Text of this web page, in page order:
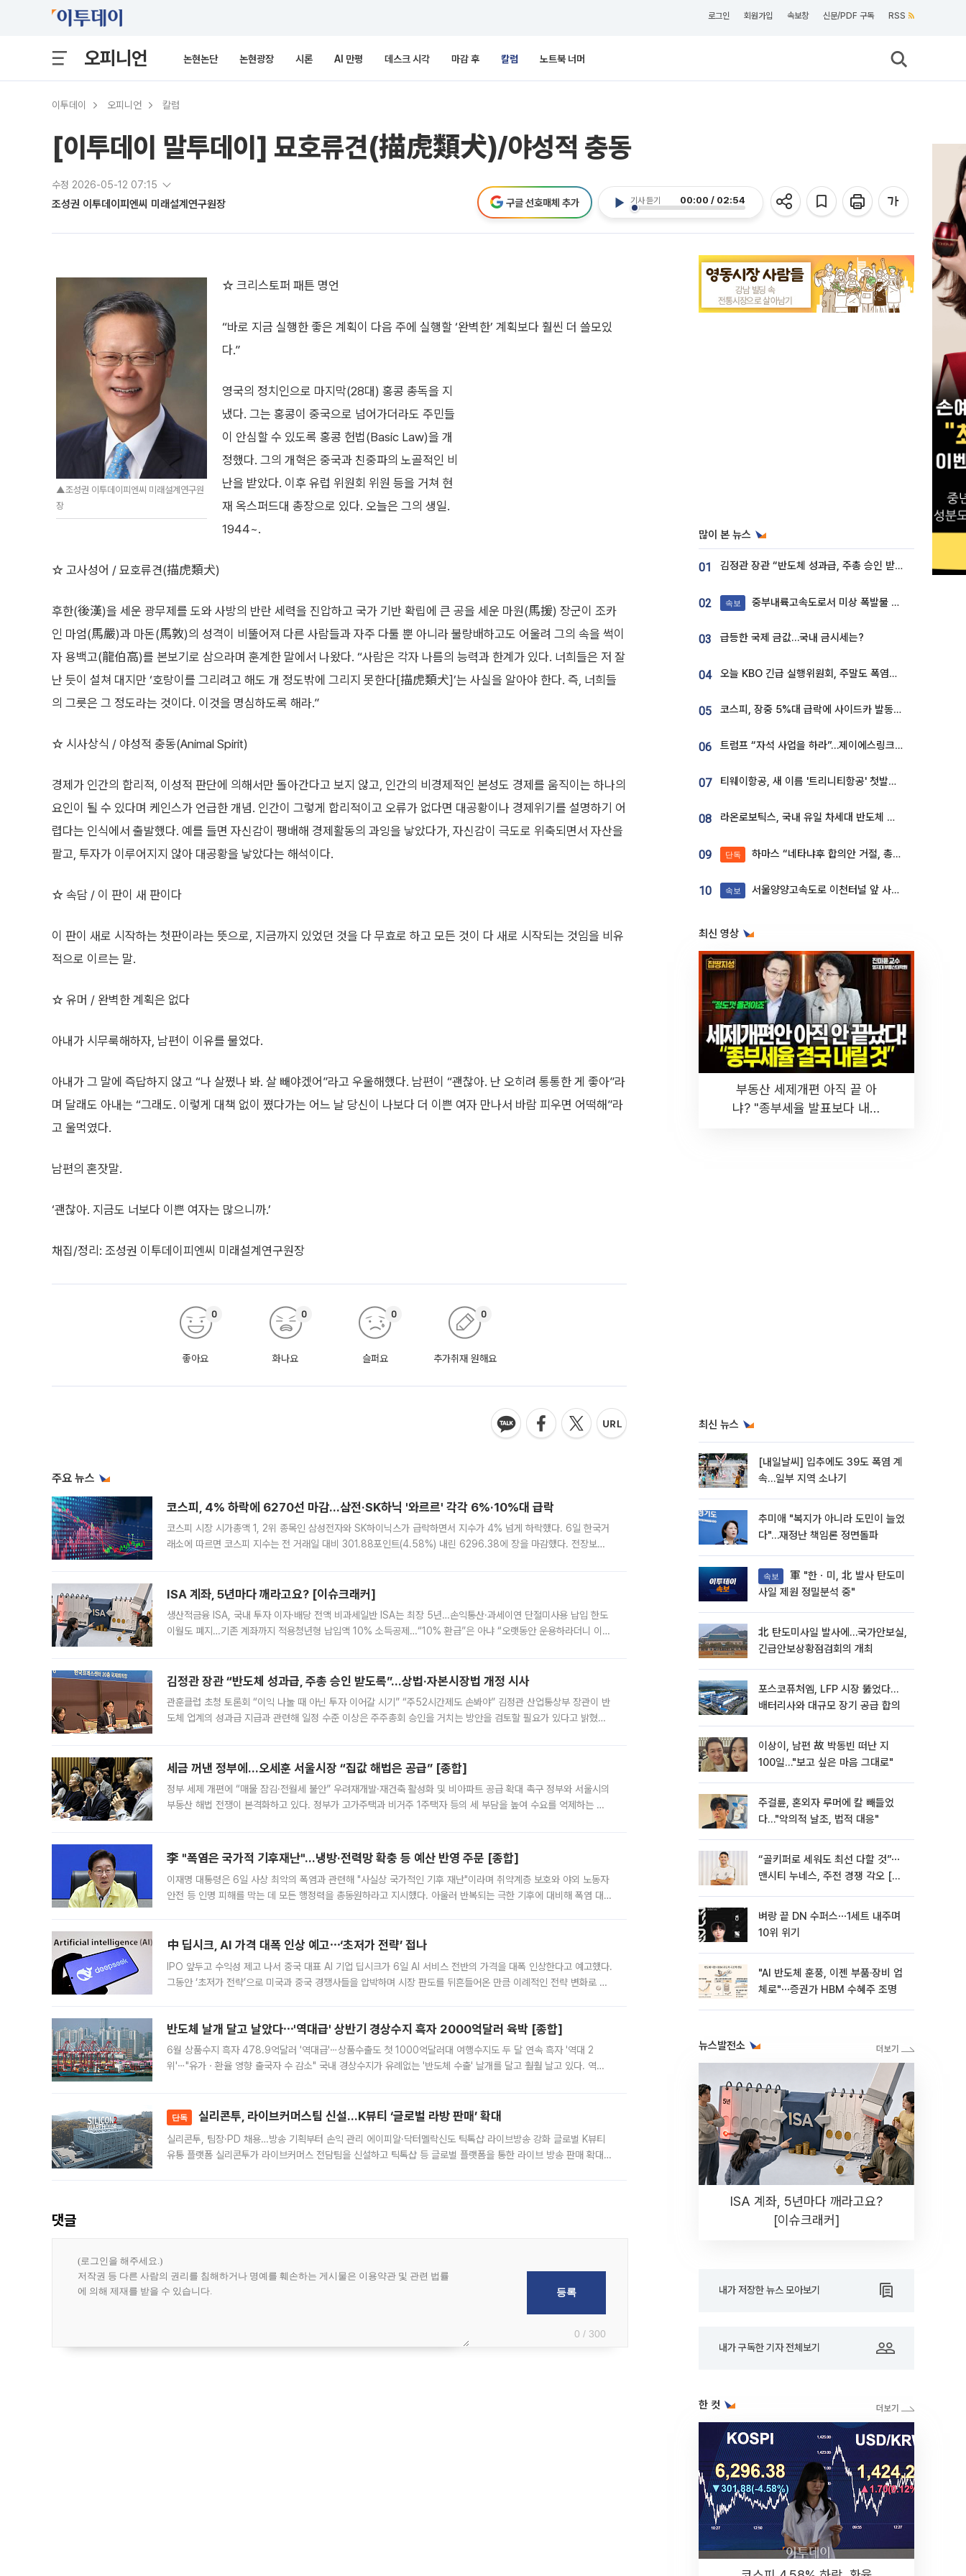
로그인 회원가입 속보창 신문/PDF 구독 RSS
오피니언 논현논단 논현광장 시론 AI 만평 데스크 시각 마감 후 칼럼 노트북 너머
이투데이 오피니언 칼럼
[이투데이 말투데이] 묘호류견(描虎類犬)/야성적 충동
수정 2026-05-12 07:15
조성권 이투데이피엔씨 미래설계연구원장 기사 듣기 00:00 / 02:54
구글 선호매체 추가
▲조성권 이투데이피엔씨 미래설계연구원
장
☆ 크리스토퍼 패튼 명언
“바로 지금 실행한 좋은 계획이 다음 주에 실행할 ‘완벽한’ 계획보다 훨씬 더 쓸모있
다.”
영국의 정치인으로 마지막(28대) 홍콩 총독을 지
냈다. 그는 홍콩이 중국으로 넘어가더라도 주민들
이 안심할 수 있도록 홍콩 헌법(Basic Law)을 개
정했다. 그의 개혁은 중국과 친중파의 노골적인 비
난을 받았다. 이후 유럽 위원회 위원 등을 거쳐 현
재 옥스퍼드대 총장으로 있다. 오늘은 그의 생일.
1944~.
☆ 고사성어 / 묘호류견(描虎類犬)
후한(後漢)을 세운 광무제를 도와 사방의 반란 세력을 진압하고 국가 기반 확립에 큰 공을 세운 마원(馬援) 장군이 조카
인 마엄(馬嚴)과 마돈(馬敦)의 성격이 비뚤어져 다른 사람들과 자주 다툴 뿐 아니라 불량배하고도 어울려 그의 속을 썩이
자 용백고(龍伯高)를 본보기로 삼으라며 훈계한 말에서 나왔다. “사람은 각자 나름의 능력과 한계가 있다. 너희들은 저 잘
난 듯이 설쳐 대지만 ‘호랑이를 그리려고 해도 개 정도밖에 그리지 못한다[描虎類犬]’는 사실을 알아야 한다. 즉, 너희들
의 그릇은 그 정도라는 것이다. 이것을 명심하도록 해라.”
☆ 시사상식 / 야성적 충동(Animal Spirit)
경제가 인간의 합리적, 이성적 판단에 의해서만 돌아간다고 보지 않고, 인간의 비경제적인 본성도 경제를 움직이는 하나의
요인이 될 수 있다며 케인스가 언급한 개념. 인간이 그렇게 합리적이고 오류가 없다면 대공황이나 경제위기를 설명하기 어
렵다는 인식에서 출발했다. 예를 들면 자신감이 팽배해 경제활동의 과잉을 낳았다가, 자신감이 극도로 위축되면서 자산을
팔고, 투자가 이루어지지 않아 대공황을 낳았다는 해석이다.
☆ 속담 / 이 판이 새 판이다
이 판이 새로 시작하는 첫판이라는 뜻으로, 지금까지 있었던 것을 다 무효로 하고 모든 것이 다 새로 시작되는 것임을 비유
적으로 이르는 말.
☆ 유머 / 완벽한 계획은 없다
아내가 시무룩해하자, 남편이 이유를 물었다.
아내가 그 말에 즉답하지 않고 “나 살쪘나 봐. 살 빼야겠어”라고 우울해했다. 남편이 “괜찮아. 난 오히려 통통한 게 좋아”라
며 달래도 아내는 “그래도. 이렇게 대책 없이 쪘다가는 어느 날 당신이 나보다 더 이쁜 여자 만나서 바람 피우면 어떡해”라
고 울먹였다.
남편의 혼잣말.
‘괜찮아. 지금도 너보다 이쁜 여자는 많으니까.’
채집/정리: 조성권 이투데이피엔씨 미래설계연구원장
좋아요
0
화나요
0
슬퍼요
0
추가취재 원해요
0
주요 뉴스
코스피, 4% 하락에 6270선 마감…삼전·SK하닉 '와르르' 각각 6%·10%대 급락
코스피 시장 시가총액 1, 2위 종목인 삼성전자와 SK하이닉스가 급락하면서 지수가 4% 넘게 하락했다. 6일 한국거
래소에 따르면 코스피 지수는 전 거래일 대비 301.88포인트(4.58%) 내린 6296.38에 장을 마감했다. 전장보다
ISA 계좌, 5년마다 깨라고요? [이슈크래커]
생산적금융 ISA, 국내 투자 이자·배당 전액 비과세일반 ISA는 최장 5년…손익통산·과세이연 단절미사용 납입 한도
이월도 폐지…기존 계좌까지 적용청년형 납입액 10% 소득공제…“10% 환급”은 아냐 “오랫동안 운용하라더니 이제
김정관 장관 “반도체 성과급, 주총 승인 받도록”…상법·자본시장법 개정 시사
관훈클럽 초청 토론회 “이익 나눌 때 아닌 투자 이어갈 시기” “주52시간제도 손봐야” 김정관 산업통상부 장관이 반
도체 업계의 성과급 지급과 관련해 일정 수준 이상은 주주총회 승인을 거치는 방안을 검토할 필요가 있다고 밝혔다.
세금 꺼낸 정부에…오세훈 서울시장 “집값 해법은 공급” [종합]
정부 세제 개편에 “매물 잠김·전월세 불안” 우려재개발·재건축 활성화 및 비아파트 공급 확대 촉구 정부와 서울시의
부동산 해법 전쟁이 본격화하고 있다. 정부가 고가주택과 비거주 1주택자 등의 세 부담을 높여 수요를 억제하는 카
李 "폭염은 국가적 기후재난"…냉방·전력망 확충 등 예산 반영 주문 [종합]
이재명 대통령은 6일 사상 최악의 폭염과 관련해 "사실상 국가적인 기후 재난"이라며 취약계층 보호와 야외 노동자
안전 등 인명 피해를 막는 데 모든 행정력을 총동원하라고 지시했다. 아울러 반복되는 극한 기후에 대비해 폭염 대응
中 딥시크, AI 가격 대폭 인상 예고⋯‘초저가 전략’ 접나
IPO 앞두고 수익성 제고 나서 중국 대표 AI 기업 딥시크가 6일 AI 서비스 전반의 가격을 대폭 인상한다고 예고했다.
그동안 ‘초저가 전략’으로 미국과 중국 경쟁사들을 압박하며 시장 판도를 뒤흔들어온 만큼 이례적인 전략 변화로 평
반도체 날개 달고 날았다⋯'역대급' 상반기 경상수지 흑자 2000억달러 육박 [종합]
6월 상품수지 흑자 478.9억달러 '역대급'⋯상품수출도 첫 1000억달러대 여행수지도 두 달 연속 흑자 '역대 2
위'⋯"유가ㆍ환율 영향 출국자 수 감소" 국내 경상수지가 유례없는 '반도체 수출' 날개를 달고 훨훨 날고 있다. 역대
단독 실리콘투, 라이브커머스팀 신설…K뷰티 ‘글로벌 라방 판매’ 확대
실리콘투, 팀장·PD 채용…방송 기획부터 손익 관리 에이피알·닥터멜락신도 틱톡샵 라이브방송 강화 글로벌 K뷰티
유통 플랫폼 실리콘투가 라이브커머스 전담팀을 신설하고 틱톡샵 등 글로벌 플랫폼을 통한 라이브 방송 판매 확대에
댓글
0 / 300
많이 본 뉴스
01 김정관 장관 “반도체 성과급, 주총 승인 받도록”…상법·자본시장법 개정 시사
02 속보 중부내륙고속도로서 미상 폭발물 발견
03 급등한 국제 금값…국내 금시세는?
04 오늘 KBO 긴급 실행위원회, 주말도 폭염취소 될까
05 코스피, 장중 5%대 급락에 사이드카 발동…삼성·SK 동반 폭락
06 트럼프 “자석 사업을 하라”…제이에스링크, 비중국 영구자석 공급망 구축 속도
07 티웨이항공, 새 이름 '트리니티항공' 첫발…SSC 전략 본격화
08 라온로보틱스, 국내 유일 차세대 반도체 공정 로봇 개발 ‘고객사 테스트 진행’
09 단독 하마스 “네타냐후 합의안 거절, 총선 앞두고 시간 끌기”
10 속보 서울양양고속도로 이천터널 앞 사고 발생
최신 영상
부동산 세제개편 아직 끝 아
냐? "종부세율 발표보다 내릴
최신 뉴스
[내일날씨] 입추에도 39도 폭염 계
속…일부 지역 소나기
추미애 "복지가 아니라 도민이 늘었
다"…재정난 책임론 정면돌파
속보
사일 제원 정밀분석 중"
北 탄도미사일 발사에…국가안보실,
긴급안보상황점검회의 개최
포스코퓨처엠, LFP 시장 뚫었다…
배터리사와 대규모 장기 공급 합의
이상이, 남편 故 박동빈 떠난 지
100일…"보고 싶은 마음 그대로"
주걸륜, 혼외자 루머에 칼 빼들었
다…"악의적 날조, 법적 대응"
“골키퍼로 세워도 최선 다할 것”⋯
맨시티 누네스, 주전 경쟁 각오 [인
벼랑 끝 DN 수퍼스⋯1세트 내주며
10위 위기
"AI 반도체 훈풍, 이젠 부품·장비 업
체로"⋯증권가 HBM 수혜주 조명
뉴스발전소
ISA 계좌, 5년마다 깨라고요?
[이슈크래커]
내가 저장한 뉴스 모아보기
내가 구독한 기자 전체보기
한 컷